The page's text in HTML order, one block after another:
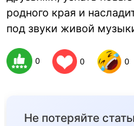
родного края и
под звуки живой
0 0 0
Не потеряйте